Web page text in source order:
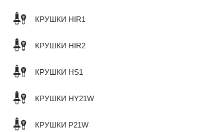
КРУШКИ HIR1
КРУШКИ HIR2
КРУШКИ HS1
КРУШКИ HY21W
КРУШКИ P21W